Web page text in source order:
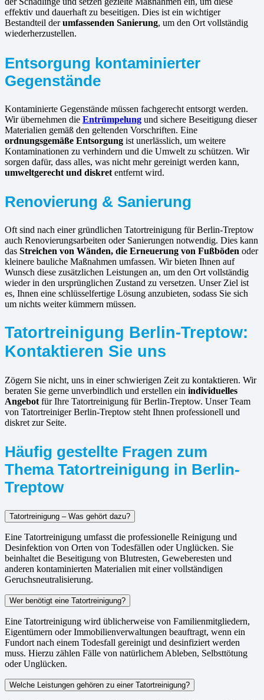
effektiv und dauerhaft zu beseitigen. Dies ist ein wichtiger
Bestandteil derumfassenden Sanierung, um den Ort vollständig
wiederherzustellen.
Entsorgung kontaminierter
Gegenstände
Kontaminierte Gegenstände müssen fachgerecht entsorgt werden.
Wir übernehmen die Entrümpelung und sichere Beseitigung dieser
Materialien gemäß den geltenden Vorschriften. Eine
ordnungsgemäße Entsorgung ist unerlässlich, um weitere
Kontaminationen zu verhindern und die Umwelt zu schützen. Wir
sorgen dafür, dass alles, was nicht mehr gereinigt werden kann,
umweltgerecht und diskret entfernt wird.
Renovierung & Sanierung
Oft sind nach einer gründlichen Tatortreinigung für Berlin-Treptow
auch Renovierungsarbeiten oder Sanierungen notwendig. Dies kann
das Streichen von Wänden, die Erneuerung von Fußböden oder
kleinere bauliche Maßnahmen umfassen. Wir bieten Ihnen auf
Wunsch diese zusätzlichen Leistungen an, um den Ort vollständig
wieder in den ursprünglichen Zustand zu versetzen. Unser Ziel ist
es, Ihnen eine schlüsselfertige Lösung anzubieten, sodass Sie sich
um nichts weiter kümmern müssen.
Tatortreinigung Berlin-Treptow:
Kontaktieren Sie uns
Zögern Sie nicht, uns in einer schwierigen Zeit zu kontaktieren. Wir
beraten Sie gerne unverbindlich und erstellen ein individuelles
Angebot für Ihre Tatortreinigung für Berlin-Treptow. Unser Team
von Tatortreiniger Berlin-Treptow steht Ihnen professionell und
diskret zur Seite.
Häufig gestellte Fragen zum
Thema Tatortreinigung in Berlin-
Treptow
Tatortreinigung – Was gehört dazu?
Eine Tatortreinigung umfasst die professionelle Reinigung und
Desinfektion von Orten von Todesfällen oder Unglücken. Sie
beinhaltet die Beseitigung von Blutresten, Geweberesten und
anderen kontaminierten Materialien mit einer vollständigen
Geruchsneutralisierung.
Wer benötigt eine Tatortreinigung?
Eine Tatortreinigung wird üblicherweise von Familienmitgliedern,
Eigentümern oder Immobilienverwaltungen beauftragt, wenn ein
Fundort nach einem Todesfall gereinigt und desinfiziert werden
muss. Hierzu zählen Fälle von natürlichem Ableben, Selbsttötung
oder Unglücken.
Welche Leistungen gehören zu einer Tatortreinigung?